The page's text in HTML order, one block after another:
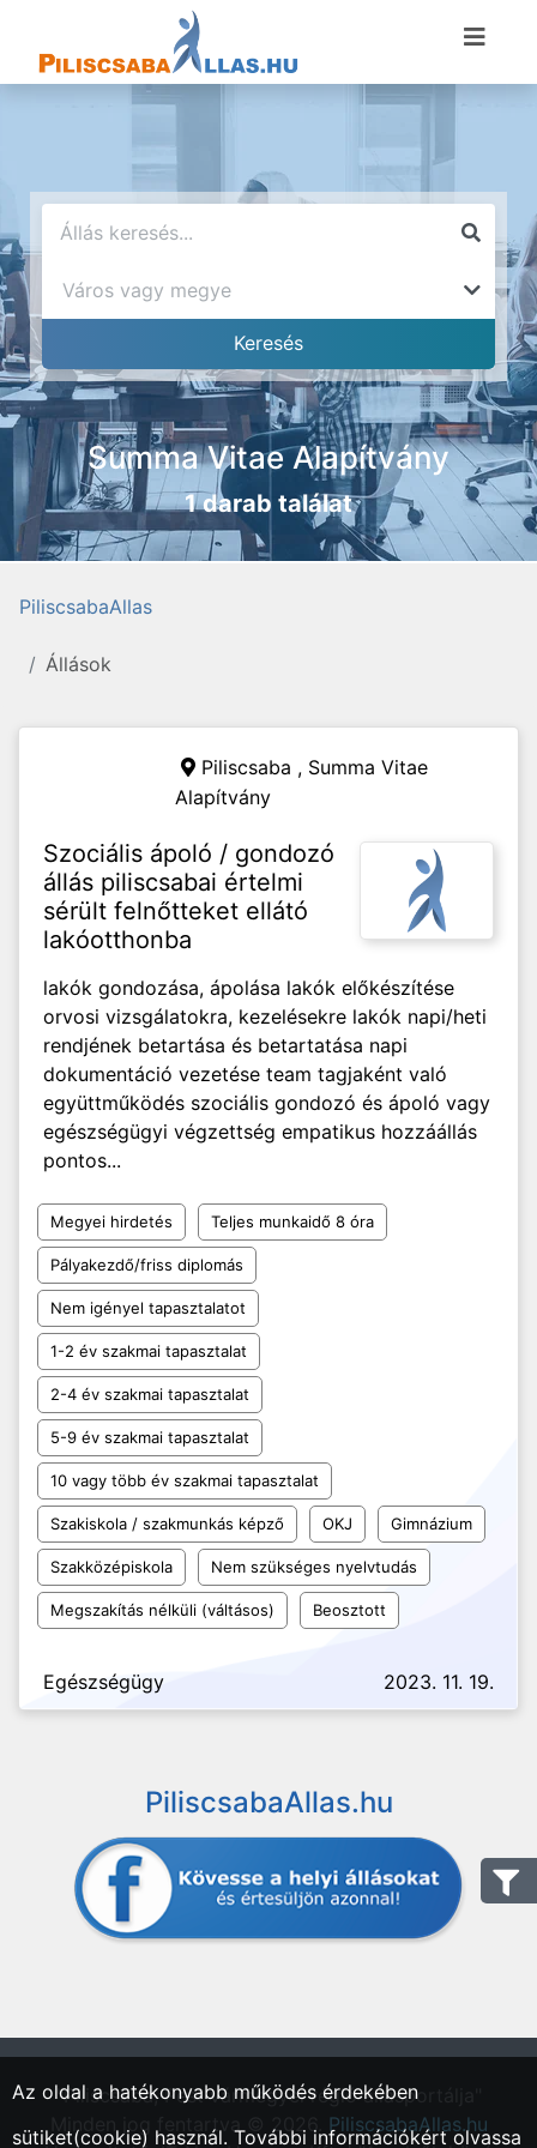
Summa Vitae Alapítvány
1 darab találat
PiliscsabaAllas
Állások
Piliscsaba , Summa Vitae
Alapítvány
Szociális ápoló / gondozó
állás piliscsabai értelmi
sérült felnőtteket ellátó
lakóotthonba
lakók gondozása, ápolása lakók előkészítése
orvosi vizsgálatokra, kezelésekre lakók napi/heti
rendjének betartása és betartatása napi
dokumentáció vezetése team tagjaként való
együttműködés szociális gondozó és ápoló vagy
egészségügyi végzettség empatikus hozzáállás
pontos...
Megyei hirdetés Teljes munkaidő 8 óra
Pályakezdő/friss diplomás
Nem igényel tapasztalatot
1-2 év szakmai tapasztalat
2-4 év szakmai tapasztalat
5-9 év szakmai tapasztalat
10 vagy több év szakmai tapasztalat
Szakiskola / szakmunkás képző OKJ Gimnázium
Szakközépiskola Nem szükséges nyelvtudás
Megszakítás nélküli (váltásos) Beosztott
Egészségügy 2023. 11. 19.
PiliscsabaAllas.hu
"Piliscsaba, Pest vármegyei régió állásportálja"
Minden jog fentartva © 2026. PiliscsabaAllas.hu
Az oldal a hatékonyabb működés érdekében
sütiket(cookie) használ. További információkért olvassa